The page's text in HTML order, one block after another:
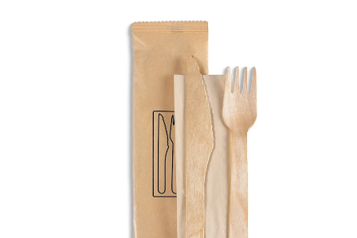
Tasten
und
zum
Zoomen
und
die
Pfeiltasten
zum
Schwenken.